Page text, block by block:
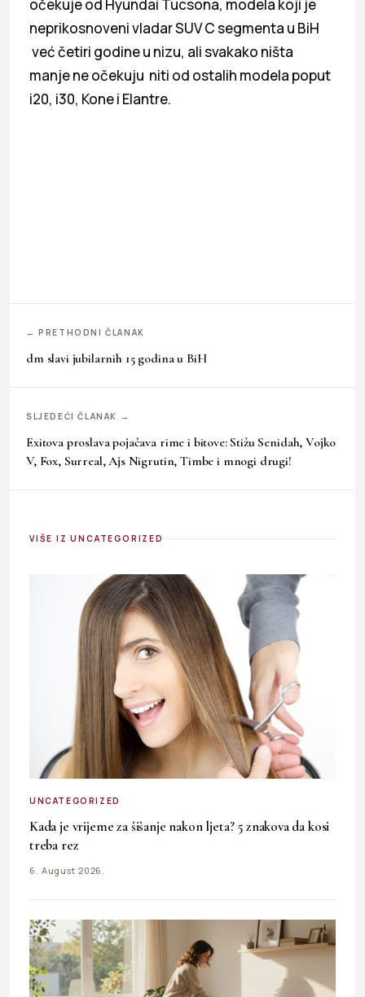
očekuje od Hyundai Tucsona, modela koji je
neprikosnoveni vladar SUV C segmenta u BiH
već četiri godine u nizu, ali svakako ništa
manje ne očekuju niti od ostalih modela poput
i20, i30, Kone i Elantre.
← PRETHODNI ČLANAK
dm slavi jubilarnih 15 godina u BiH
SLJEDEĆI ČLANAK →
Exitova proslava pojačava rime i bitove: Stižu Senidah, Vojko
V, Fox, Surreal, Ajs Nigrutin, Timbe i mnogi drugi!
VIŠE IZ UNCATEGORIZED
UNCATEGORIZED
Kada je vrijeme za šišanje nakon ljeta? 5 znakova da kosi
treba rez
6. August 2026.